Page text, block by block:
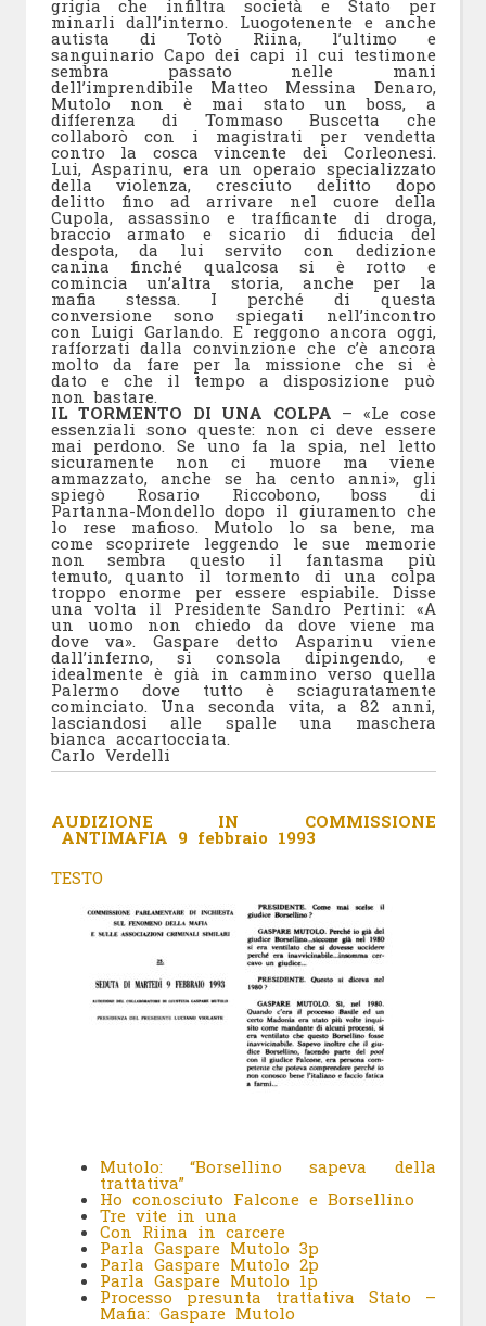
grigia che infiltra società e Stato per
minarli dall’interno. Luogotenente e anche
autista di Totò Riina, l’ultimo e
sanguinario Capo dei capi il cui testimone
sembra passato nelle mani
dell’imprendibile Matteo Messina Denaro,
Mutolo non è mai stato un boss, a
differenza di Tommaso Buscetta che
collaborò con i magistrati per vendetta
contro la cosca vincente dei Corleonesi.
Lui, Asparinu, era un operaio specializzato
della violenza, cresciuto delitto dopo
delitto fino ad arrivare nel cuore della
Cupola, assassino e trafficante di droga,
braccio armato e sicario di fiducia del
despota, da lui servito con dedizione
canina finché qualcosa si è rotto e
comincia un’altra storia, anche per la
mafia stessa. I perché di questa
conversione sono spiegati nell’incontro
con Luigi Garlando. E reggono ancora oggi,
rafforzati dalla convinzione che c’è ancora
molto da fare per la missione che si è
dato e che il tempo a disposizione può
non bastare.
IL TORMENTO DI UNA COLPA – «Le cose
essenziali sono queste: non ci deve essere
mai perdono. Se uno fa la spia, nel letto
sicuramente non ci muore ma viene
ammazzato, anche se ha cento anni», gli
spiegò Rosario Riccobono, boss di
Partanna-Mondello dopo il giuramento che
lo rese mafioso. Mutolo lo sa bene, ma
come scoprirete leggendo le sue memorie
non sembra questo il fantasma più
temuto, quanto il tormento di una colpa
troppo enorme per essere espiabile. Disse
una volta il Presidente Sandro Pertini: «A
un uomo non chiedo da dove viene ma
dove va». Gaspare detto Asparinu viene
dall’inferno, si consola dipingendo, e
idealmente è già in cammino verso quella
Palermo dove tutto è sciaguratamente
cominciato. Una seconda vita, a 82 anni,
lasciandosi alle spalle una maschera
bianca accartocciata.
Carlo Verdelli
AUDIZIONE IN COMMISSIONE
ANTIMAFIA 9 febbraio 1993
TESTO
Mutolo: “Borsellino sapeva della
trattativa”
Ho conosciuto Falcone e Borsellino
Tre vite in una
Con Riina in carcere
Parla Gaspare Mutolo 3p
Parla Gaspare Mutolo 2p
Parla Gaspare Mutolo 1p
Processo presunta trattativa Stato –
Mafia: Gaspare Mutolo